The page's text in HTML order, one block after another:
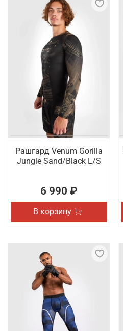
Рашгард Venum Gorilla
Jungle Sand/Black L/S
6 990 ₽
В корзину